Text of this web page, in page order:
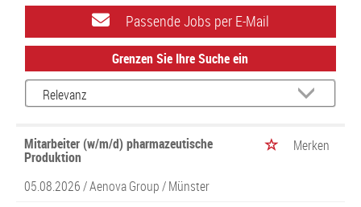
Passende Jobs per E-Mail
Grenzen Sie Ihre Suche ein
Mitarbeiter (w/m/d) pharmazeutische
Produktion
Merken
05.08.2026 /Aenova Group/ Münster